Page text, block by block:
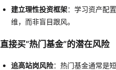
建立理性投资框架：学习资产配
维，而非盲目跟风。
直接买“热门基金”的潜在风险
追高站岗风险：热门基金通常是